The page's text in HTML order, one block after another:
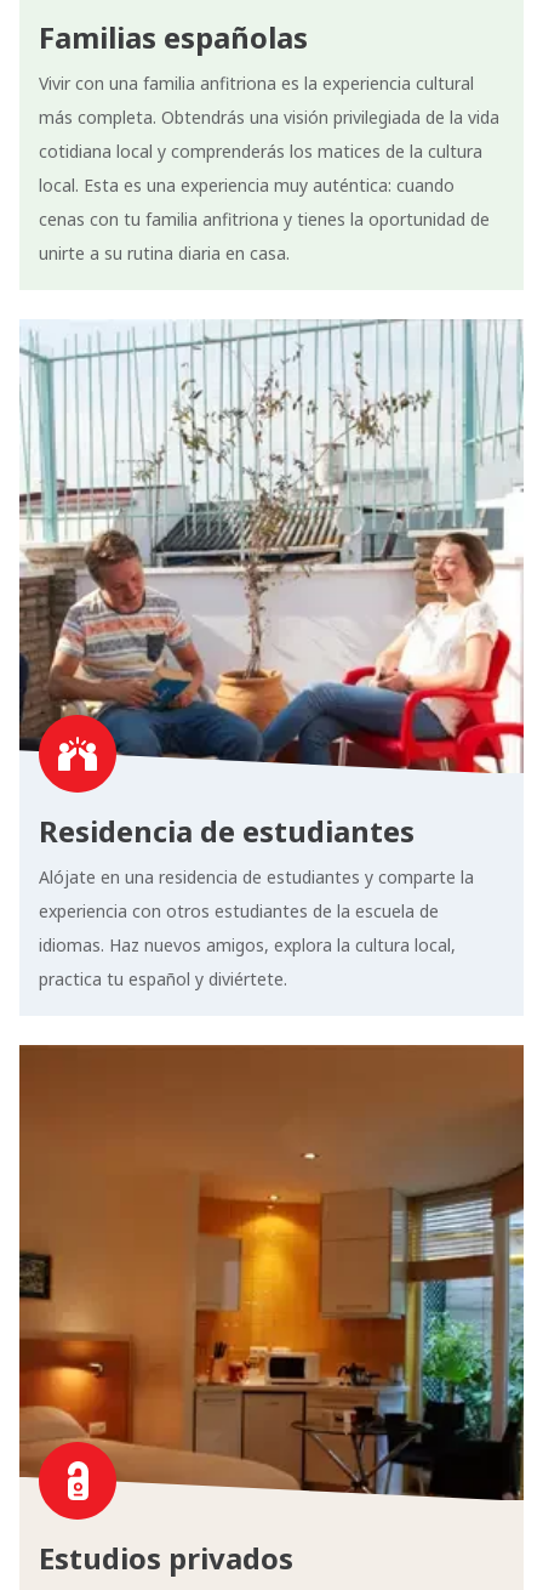
Familias españolas
Vivir con una familia anfitriona es la experiencia cultural
más completa. Obtendrás una visión privilegiada de la vida
cotidiana local y comprenderás los matices de la cultura
local. Esta es una experiencia muy auténtica: cuando
cenas con tu familia anfitriona y tienes la oportunidad de
unirte a su rutina diaria en casa.
Residencia de estudiantes
Alójate en una residencia de estudiantes y comparte la
experiencia con otros estudiantes de la escuela de
idiomas. Haz nuevos amigos, explora la cultura local,
practica tu español y diviértete.
Estudios privados